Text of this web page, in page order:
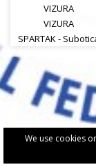
We use cookies
VIZURA
VIZURA
SPARTAK -